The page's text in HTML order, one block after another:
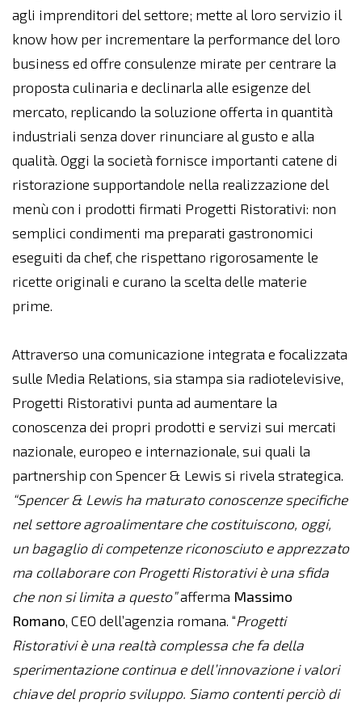
agli imprenditori del settore; mette al loro servizio il
know how per incrementare la performance del loro
business ed offre consulenze mirate per centrare la
proposta culinaria e declinarla alle esigenze del
mercato, replicando la soluzione offerta in quantità
industriali senza dover rinunciare al gusto e alla
qualità. Oggi la società fornisce importanti catene di
ristorazione supportandole nella realizzazione del
menù con i prodotti firmati Progetti Ristorativi: non
semplici condimenti ma preparati gastronomici
eseguiti da chef, che rispettano rigorosamente le
ricette originali e curano la scelta delle materie
prime.
Attraverso una comunicazione integrata e focalizzata
sulle Media Relations, sia stampa sia radiotelevisive,
Progetti Ristorativi punta ad aumentare la
conoscenza dei propri prodotti e servizi sui mercati
nazionale, europeo e internazionale, sui quali la
partnership con Spencer & Lewis si rivela strategica.
“Spencer & Lewis ha maturato conoscenze specifiche
nel settore agroalimentare che costituiscono, oggi,
un bagaglio di competenze riconosciuto e apprezzato
ma collaborare con Progetti Ristorativi è una sfida
che non si limita a questo”afferma Massimo
Romano, CEO dell’agenzia romana. “Progetti
Ristorativi è una realtà complessa che fa della
sperimentazione continua e dell’innovazione i valori
chiave del proprio sviluppo. Siamo contenti perciò di